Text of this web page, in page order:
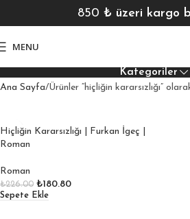
850 ₺ üzeri kargo
MENU
Kategoriler
Ana Sayfa Ürünler “hiçliğin kararsızlığı”
Hiçliğin Kararsızlığı | Furkan İgeç |
Roman
Roman
₺226.00 ₺180.80
Sepete Ekle